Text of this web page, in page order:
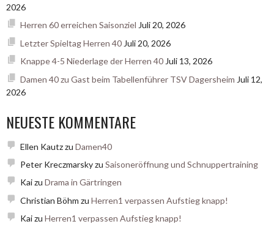
2026
Herren 60 erreichen Saisonziel Juli 20, 2026
Letzter Spieltag Herren 40 Juli 20, 2026
Knappe 4-5 Niederlage der Herren 40 Juli 13, 2026
Damen 40 zu Gast beim Tabellenführer TSV Dagersheim Juli 12,
2026
NEUESTE KOMMENTARE
Ellen Kautzzu Damen40
Peter Kreczmarskyzu Saisoneröffnung und Schnuppertraining
Kaizu Drama in Gärtringen
Christian Böhm zu Herren1 verpassen Aufstieg knapp!
Kaizu Herren1 verpassen Aufstieg knapp!